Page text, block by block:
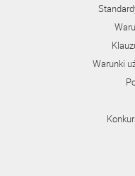
Warunki